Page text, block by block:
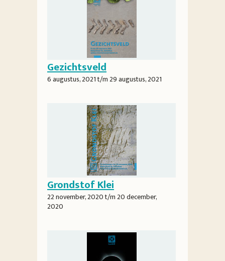
Gezichtsveld
6 augustus, 2021t/m29 augustus, 2021
Grondstof Klei
22 november, 2020t/m20 december,
2020